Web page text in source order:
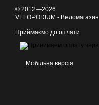
© 2012—2026
VELOPODIUM - Веломагазин
Приймаємо до оплати
Мобільна версія